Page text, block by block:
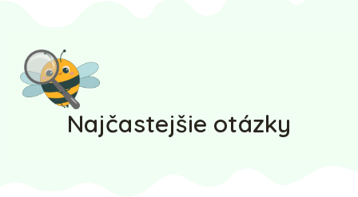
Najčastejšie otázky